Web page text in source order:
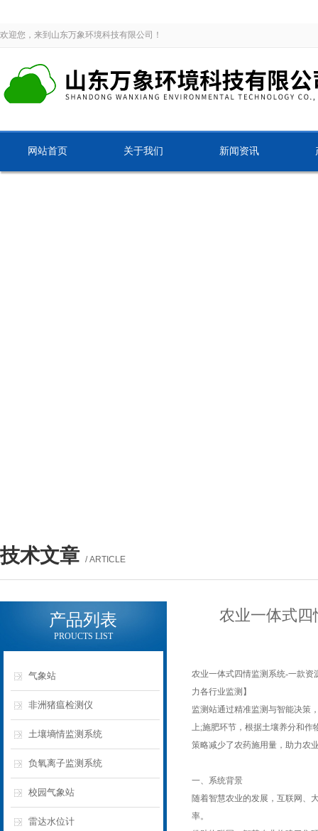
欢迎您，来到山东万象环境科技有限公司！
网站首页 关于我们 新闻资讯
技术文章 / ARTICLE
产品列表
PROUCTS LIST
气象站
非洲猪瘟检测仪
土壤墒情监测系统
负氧离子监测系统
校园气象站
雷达水位计
农业一体式四
农业一体式四情监测系统-一款资
力各行业监测】
监测站通过精准监测与智能决策
上;施肥环节，根据土壤养分和作
策略减少了农药施用量，助力农
一、系统背景
随着智慧农业的发展，互联网、
率。